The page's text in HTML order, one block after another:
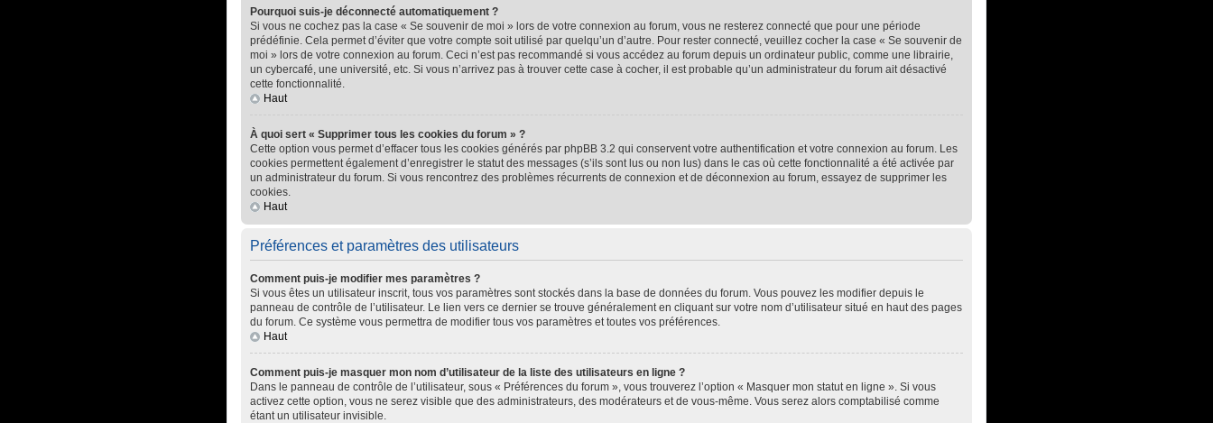
Pourquoi suis-je déconnecté automatiquement ?
Si vous ne cochez pas la case « Se souvenir de moi » lors de votre connexion au forum, vous ne resterez connecté que pour une période
prédéfinie. Cela permet d’éviter que votre compte soit utilisé par quelqu’un d’autre. Pour rester connecté, veuillez cocher la case « Se souvenir de
moi » lors de votre connexion au forum. Ceci n’est pas recommandé si vous accédez au forum depuis un ordinateur public, comme une librairie,
un cybercafé, une université, etc. Si vous n’arrivez pas à trouver cette case à cocher, il est probable qu’un administrateur du forum ait désactivé
cette fonctionnalité.
Haut
À quoi sert « Supprimer tous les cookies du forum » ?
Cette option vous permet d’effacer tous les cookies générés par phpBB 3.2 qui conservent votre authentification et votre connexion au forum. Les
cookies permettent également d’enregistrer le statut des messages (s’ils sont lus ou non lus) dans le cas où cette fonctionnalité a été activée par
un administrateur du forum. Si vous rencontrez des problèmes récurrents de connexion et de déconnexion au forum, essayez de supprimer les
cookies.
Haut
Préférences et paramètres des utilisateurs
Comment puis-je modifier mes paramètres ?
Si vous êtes un utilisateur inscrit, tous vos paramètres sont stockés dans la base de données du forum. Vous pouvez les modifier depuis le
panneau de contrôle de l’utilisateur. Le lien vers ce dernier se trouve généralement en cliquant sur votre nom d’utilisateur situé en haut des pages
du forum. Ce système vous permettra de modifier tous vos paramètres et toutes vos préférences.
Haut
Comment puis-je masquer mon nom d’utilisateur de la liste des utilisateurs en ligne ?
Dans le panneau de contrôle de l’utilisateur, sous « Préférences du forum », vous trouverez l’option « Masquer mon statut en ligne ». Si vous
activez cette option, vous ne serez visible que des administrateurs, des modérateurs et de vous-même. Vous serez alors comptabilisé comme
étant un utilisateur invisible.